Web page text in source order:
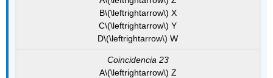
B\(\leftrightarrow\) X
C\(\leftrightarrow\) Y
D\(\leftrightarrow\) W
Coincidencia 23
A\(\leftrightarrow\) Z